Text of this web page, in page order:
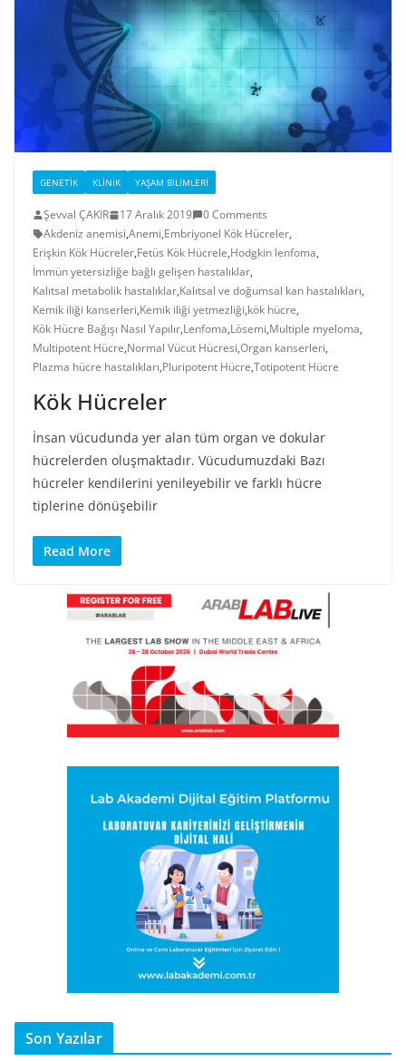
GENETIK KLINIK YAŞAM BILIMLERI
Şevval ÇAKIR 17 Aralık 2019
0 Comments
Akdeniz anemisi,Anemi,Embriyonel Kök Hücreler,
Erişkin Kök Hücreler,Fetüs Kök Hücrele,Hodgkin lenfoma,
İmmün yetersizliğe bağlı gelişen hastalıklar,
Kalıtsal metabolik hastalıklar,Kalıtsal ve doğumsal kan hastalıkları,
Kemik iliği kanserleri,Kemik iliği yetmezliği,kök hücre,
Kök Hücre Bağışı Nasıl Yapılır,Lenfoma,Lösemi,Multiple myeloma,
Multipotent Hücre,Normal Vücut Hücresi,Organ kanserleri,
Plazma hücre hastalıkları,Pluripotent Hücre,Totipotent Hücre
Kök Hücreler
İnsan vücudunda yer alan tüm organ ve dokular
hücrelerden oluşmaktadır. Vücudumuzdaki Bazı
hücreler kendilerini yenileyebilir ve farklı hücre
tiplerine dönüşebilir
Read More
Son Yazılar